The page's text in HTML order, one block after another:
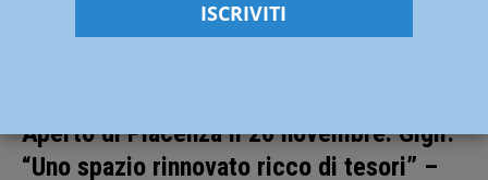
Aperto di Piacenza il 26 novembre. Gigli:
“Uno spazio rinnovato ricco di tesori” –